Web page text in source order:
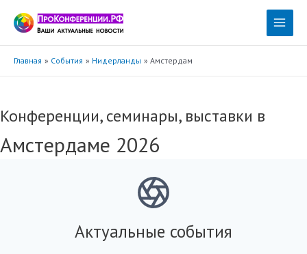
содержимому
Main
Главная События Нидерланды Амстердам
Конференции, семинары, выставки в
Амстердаме 2026
Актуальные события